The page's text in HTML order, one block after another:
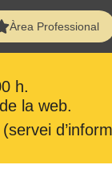
Àrea Professional
h.
la web.
(servei